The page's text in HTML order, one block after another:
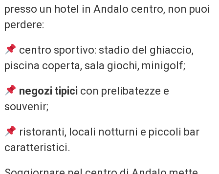
presso un hotel in Andalo centro, non puoi
perdere:
centro sportivo: stadio del ghiaccio,
piscina coperta, sala giochi, minigolf;
negozi tipici con prelibatezze e
souvenir;
ristoranti, locali notturni e piccoli bar
caratteristici.